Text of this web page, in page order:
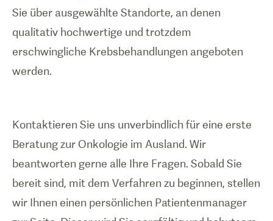
Sie über ausgewählte Standorte, an denen
qualitativ hochwertige und trotzdem
erschwingliche Krebsbehandlungen angeboten
werden.
Kontaktieren Sie uns unverbindlich für eine erste
Beratung zur Onkologie im Ausland. Wir
beantworten gerne alle Ihre Fragen. Sobald Sie
bereit sind, mit dem Verfahren zu beginnen, stellen
wir Ihnen einen persönlichen Patientenmanager